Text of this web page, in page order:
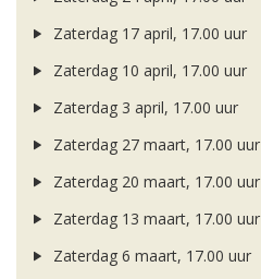
Zaterdag 17 april, 17.00 uur
Zaterdag 10 april, 17.00 uur
Zaterdag 3 april, 17.00 uur
Zaterdag 27 maart, 17.00 uur
Zaterdag 20 maart, 17.00 uur
Zaterdag 13 maart, 17.00 uur
Zaterdag 6 maart, 17.00 uur